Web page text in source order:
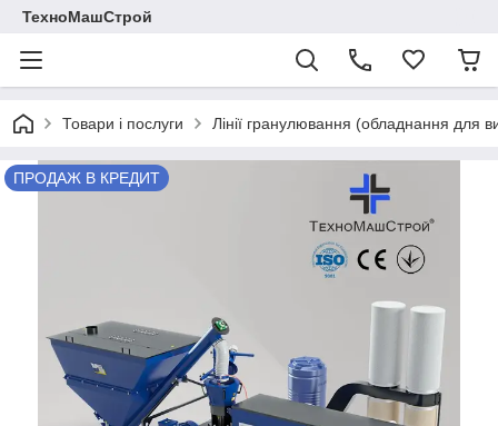
ТехноМашСтрой
Товари і послуги Лінії гранулювання (обладнання для
ПРОДАЖ В КРЕДИТ